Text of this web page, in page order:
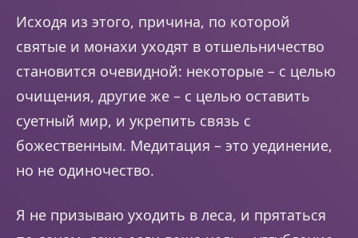
Исходя из этого, причина, по которой
святые и монахи уходят в отшельничество
становится очевидной: некоторые – с целью
очищения, другие же – с целью оставить
суетный мир, и укрепить связь с
божественным. Медитация – это уединение,
но не одиночество.
Я не призываю уходить в леса, и прятаться